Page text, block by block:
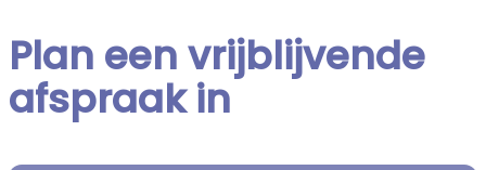
Plan een vrijblijvende
afspraak in